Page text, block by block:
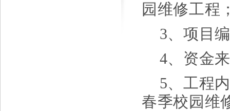
园维修工程
3、项目
4、资金
5、工程
春季校园维